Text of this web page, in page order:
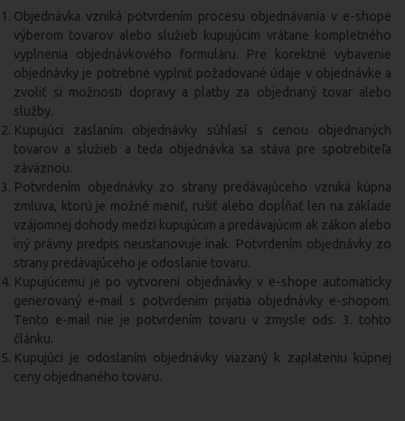
Objednávka vzniká potvrdením procesu objednávania v e-shope
výberom tovarov alebo služieb kupujúcim vrátane kompletného
vyplnenia objednávkového formuláru. Pre korektné vybavenie
objednávky je potrebné vyplniť požadované údaje v objednávke a
zvoliť si možnosti dopravy a platby za objednaný tovar alebo
služby.
Kupujúci zaslaním objednávky súhlasí s cenou objednaných
tovarov a služieb a teda objednávka sa stáva pre spotrebiteľa
záväznou.
Potvrdením objednávky zo strany predávajúceho vzniká kúpna
zmluva, ktorú je možné meniť, rušiť alebo dopĺňať len na základe
vzájomnej dohody medzi kupujúcim a predávajúcim ak zákon alebo
iný právny predpis neustanovuje inak. Potvrdením objednávky zo
strany predávajúceho je odoslanie tovaru.
Kupujúcemu je po vytvorení objednávky v e-shope automaticky
generovaný e-mail s potvrdením prijatia objednávky e-shopom.
Tento e-mail nie je potvrdením tovaru v zmysle ods. 3. tohto
článku.
Kupujúci je odoslaním objednávky viazaný k zaplateniu kúpnej
ceny objednaného tovaru.